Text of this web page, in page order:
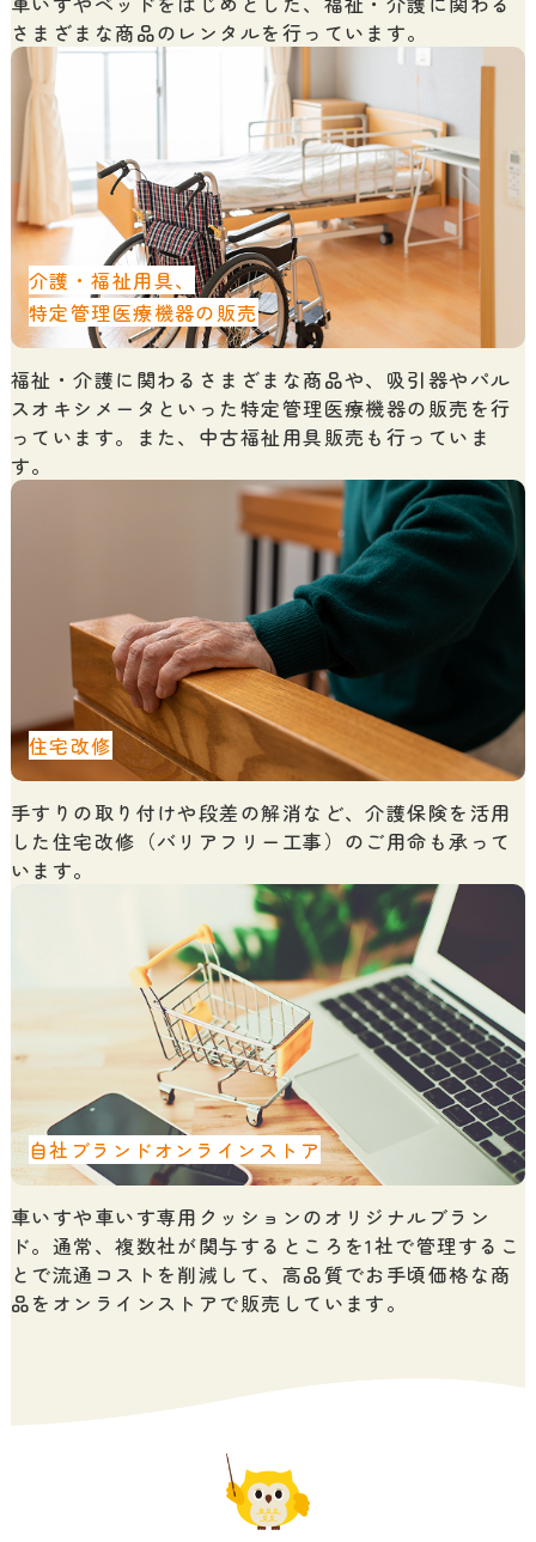
介護・福祉用具、
特定管理医療機器の販売
福祉・介護に関わるさまざまな商品や、吸引器やパル
スオキシメータといった特定管理医療機器の販売を行
っています。また、中古福祉用具販売も行っていま
す。
住宅改修
手すりの取り付けや段差の解消など、介護保険を活用
した住宅改修（バリアフリー工事）のご用命も承って
います。
自社ブランドオンラインストア
車いすや車いす専用クッションのオリジナルブラン
ド。通常、複数社が関与するところを1社で管理するこ
とで流通コストを削減して、高品質でお手頃価格な商
品をオンラインストアで販売しています。
選ばれる3つの理由